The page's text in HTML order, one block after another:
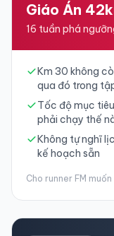
Giáo Án
16 tuần phá
Km 30 không
qua đó trong
Tốc độ mục
phải chạy thế
Không tự nghĩ
kế hoạch sẵn
Cho runner FM